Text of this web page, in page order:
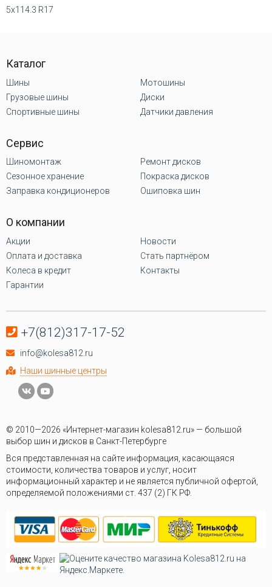
5x114.3 R17
Каталог
Шины
Грузовые шины
Спортивные шины
Мотошины
Диски
Датчики давления
Сервис
Шиномонтаж
Сезонное хранение
Заправка кондиционеров
Ремонт дисков
Покраска дисков
Ошиповка шин
О компании
Акции
Оплата и доставка
Колеса в кредит
Гарантии
Новости
Стать партнёром
Контакты
+7(812)317-17-52
info@kolesa812.ru
Наши шинные центры
© 2010—2026 «Интернет-магазин kolesa812.ru» — большой
выбор шин и дисков в Санкт-Петербурге
Вся представленная на сайте информация, касающаяся
стоимости, количества товаров и услуг, носит
информационный характер и не является публичной офертой,
определяемой положениями ст. 437 (2) ГК РФ.